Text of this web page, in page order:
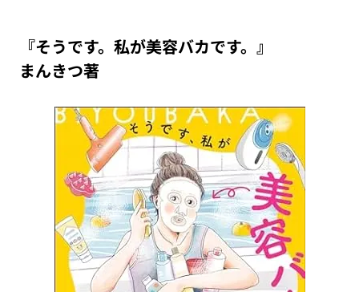
『そうです。私が美容バカです。』
まんきつ著